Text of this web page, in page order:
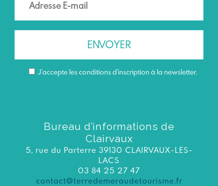
J’accepte les conditions d'inscription à la newsletter.
Bureau d’informations de
Clairvaux
5, rue du Parterre 39130 CLAIRVAUX-LES-
LACS
03 84 25 27 47
contact@terredemeraudetourisme.fr